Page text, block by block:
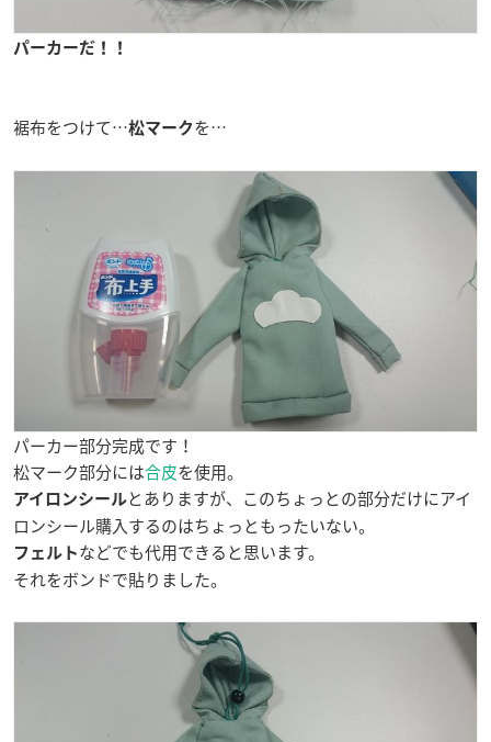
パーカーだ！！
裾布をつけて…松マーク を…
パーカー部分完成です！
松マーク部分には合皮を使用。
アイロンシールとありますが、このちょっとの部分だけにアイ
ロンシール購入するのはちょっともったいない。
フェルト などでも代用できると思います。
それをボンドで貼りました。